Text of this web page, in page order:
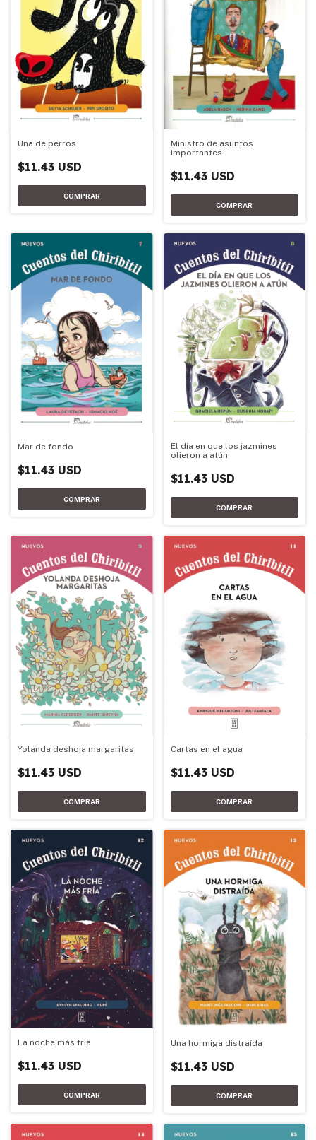
Una de perros
$11.43 USD
Ministro de asuntos
importantes
$11.43 USD
Mar de fondo
$11.43 USD
El día en que los jazmines
olieron a atún
$11.43 USD
Yolanda deshoja margaritas
$11.43 USD
Cartas en el agua
$11.43 USD
La noche más fría
$11.43 USD
Una hormiga distraída
$11.43 USD